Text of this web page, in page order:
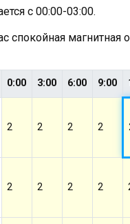
с 00:00-03:00.
спокойная магнитная
0:00 3:00 6:00 9:00
2 2 2 2
2 2 2 2